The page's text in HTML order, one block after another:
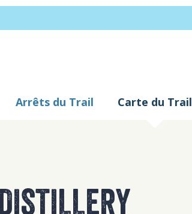
Arrêts du Trail Carte du Trail